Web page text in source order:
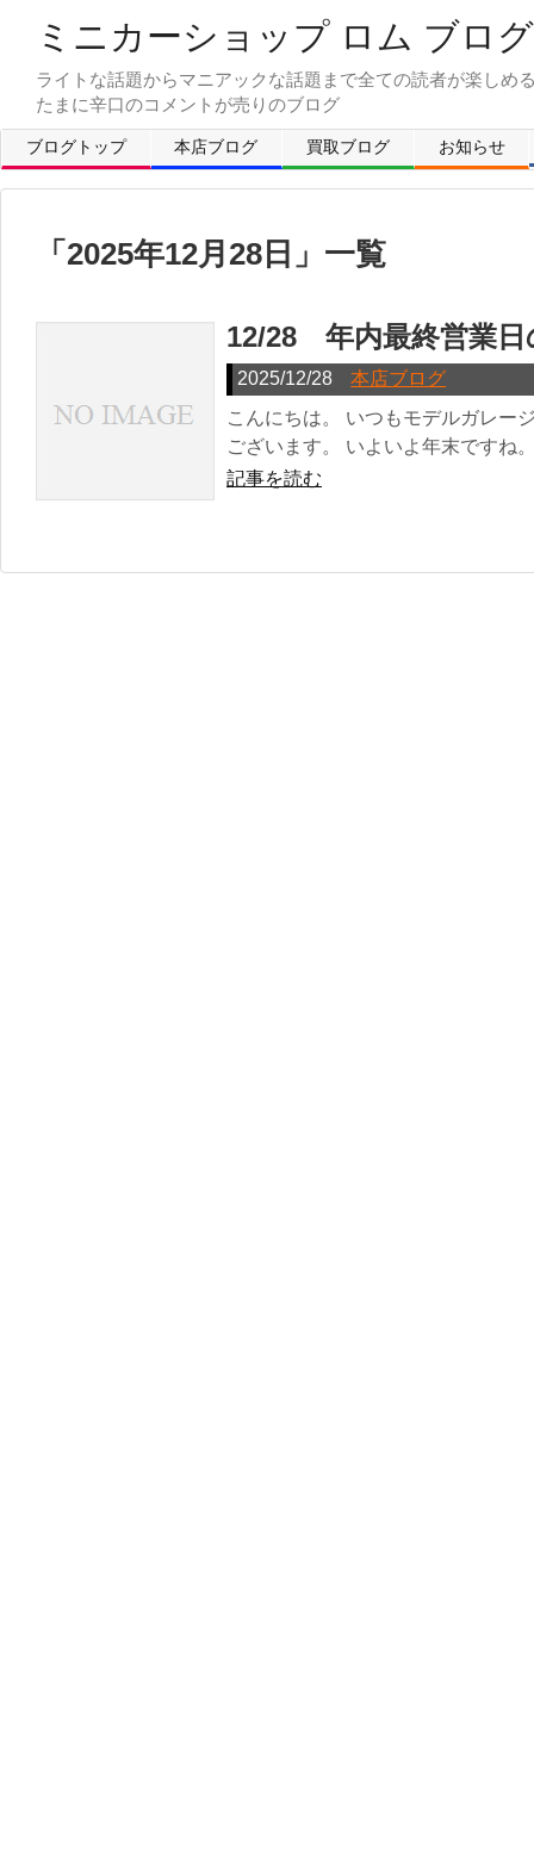
ミニカーショップ ロム ブログ
ライトな話題からマニアックな話題まで全ての読者が楽しめ
ブログトップ 本店ブログ 買取ブログ お知らせ
「 2025年12月28日 」 一覧
12/28 年内最終営業日
2025/12/28
本店ブログ
こんにちは。 いつもモデルガレー
ございます。 いよいよ年末ですね
記事を読む